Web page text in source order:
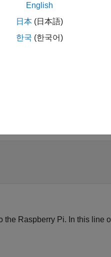
the Raspberry Pi. In this line
English
日本 (日本語)
한국 (한국어)